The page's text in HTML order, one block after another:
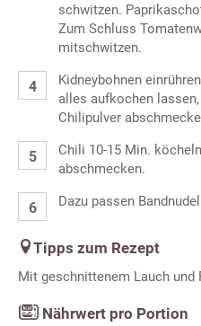
schwitzen.
Zum Schluss
mitschwitzen.
Kidneybohnen
alles aufkochen
Chilipulver
Chili 10-15 Min.
abschmecken.
Dazu passen
Tipps zum Rezept
Mit geschnittenem Lauch und
Nährwert pro Portion